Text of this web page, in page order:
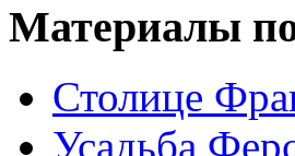
Материалы
Столице
Усадьба